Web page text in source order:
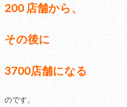
200 店舗から、
その後に
3700店舗になる
のです。